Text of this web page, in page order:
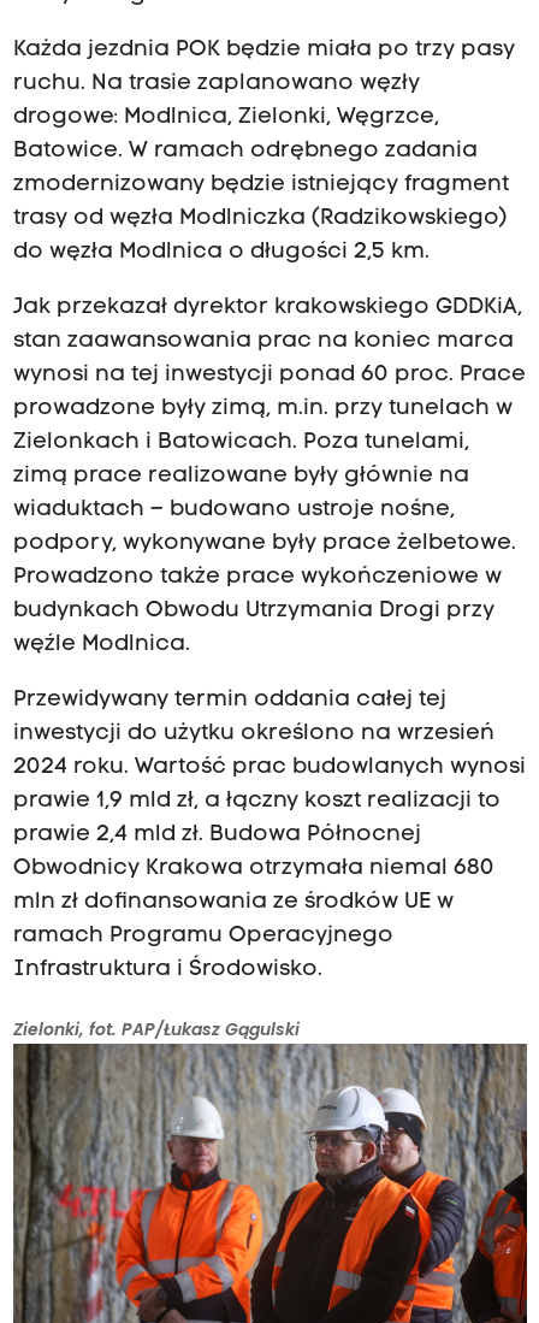
Każda jezdnia POK będzie miała po trzy pasy
ruchu. Na trasie zaplanowano węzły
drogowe: Modlnica, Zielonki, Węgrzce,
Batowice. W ramach odrębnego zadania
zmodernizowany będzie istniejący fragment
trasy od węzła Modlniczka (Radzikowskiego)
do węzła Modlnica o długości 2,5 km.
Jak przekazał dyrektor krakowskiego GDDKiA,
stan zaawansowania prac na koniec marca
wynosi na tej inwestycji ponad 60 proc. Prace
prowadzone były zimą, m.in. przy tunelach w
Zielonkach i Batowicach. Poza tunelami,
zimą prace realizowane były głównie na
wiaduktach – budowano ustroje nośne,
podpory, wykonywane były prace żelbetowe.
Prowadzono także prace wykończeniowe w
budynkach Obwodu Utrzymania Drogi przy
węźle Modlnica.
Przewidywany termin oddania całej tej
inwestycji do użytku określono na wrzesień
2024 roku. Wartość prac budowlanych wynosi
prawie 1,9 mld zł, a łączny koszt realizacji to
prawie 2,4 mld zł. Budowa Północnej
Obwodnicy Krakowa otrzymała niemal 680
mln zł dofinansowania ze środków UE w
ramach Programu Operacyjnego
Infrastruktura i Środowisko.
Zielonki, fot. PAP/Łukasz Gągulski